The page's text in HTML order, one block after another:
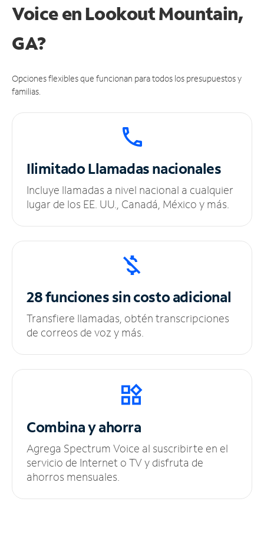
Voice en Lookout Mountain,
GA?
Opciones flexibles que funcionan para todos los presupuestos y
familias.
IlimitadoLlamadas nacionales
Incluye llamadas a nivel nacional a cualquier
lugar de los EE. UU., Canadá, México y más.
28 funciones sincosto adicional
Transfiere llamadas, obtén transcripciones
de correos de voz y más.
Combina y ahorra
Agrega Spectrum Voice al suscribirte en el
servicio de Internet o TV y disfruta de
ahorros mensuales.